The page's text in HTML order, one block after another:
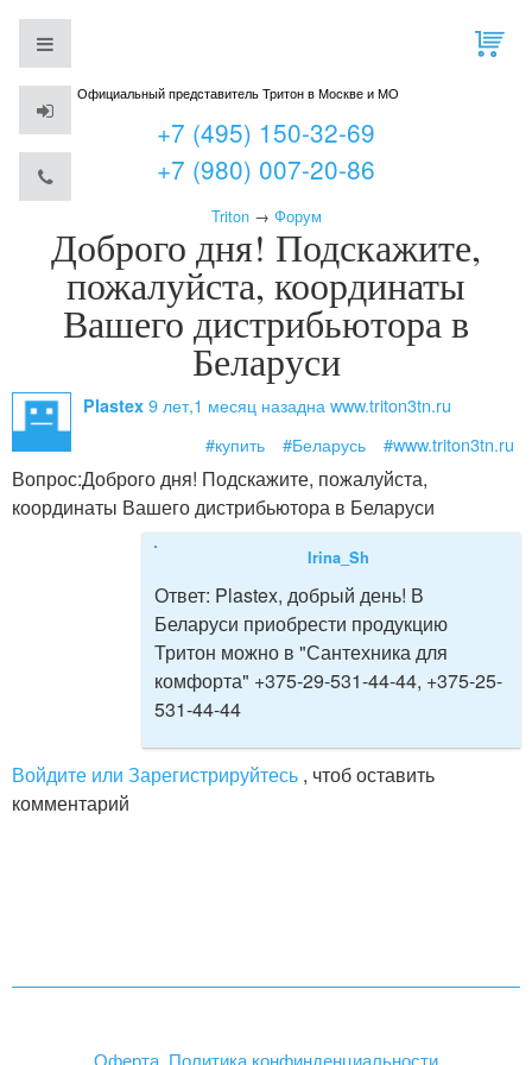
Официальный представитель Тритон в Москве и МО
+7 (495) 150-32-69
+7 (980) 007-20-86
Triton→ Форум
Доброго дня! Подскажите,
пожалуйста, координаты
Вашего дистрибьютора в
Беларуси
Plastex 9 лет,1 месяц назадна www.triton3tn.ru
#купить
#Беларусь #www.triton3tn.ru
Вопрос:Доброго дня! Подскажите, пожалуйста,
координаты Вашего дистрибьютора в Беларуси
Irina_Sh
Ответ: Plastex, добрый день! В
Беларуси приобрести продукцию
Тритон можно в "Сантехника для
комфорта" +375-29-531-44-44, +375-25-
531-44-44
Войдите или Зарегистрируйтесь , чтоб оставить
комментарий
Оферта. Политика конфинденциальности